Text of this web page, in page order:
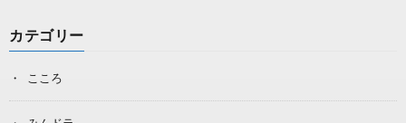
カテゴリー
こころ